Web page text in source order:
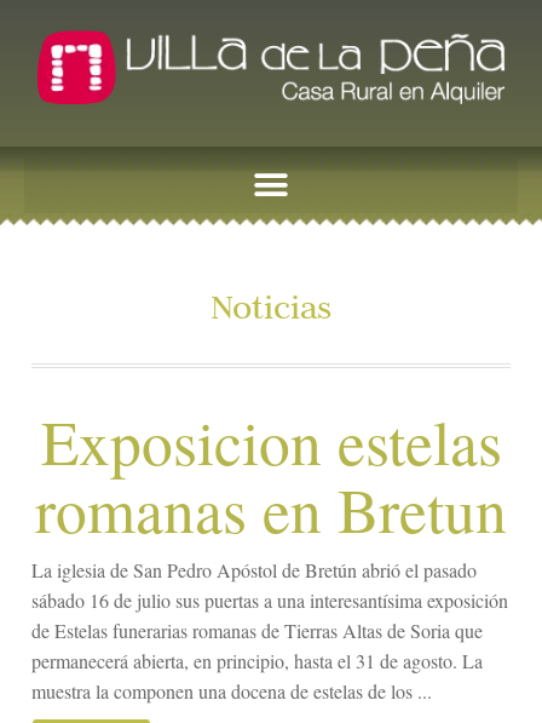
Noticias
Exposicion estelas
romanas en Bretun
La iglesia de San Pedro Apóstol de Bretún abrió el pasado
sábado 16 de julio sus puertas a una interesantísima exposición
de Estelas funerarias romanas de Tierras Altas de Soria que
permanecerá abierta, en principio, hasta el 31 de agosto. La
muestra la componen una docena de estelas de los ...